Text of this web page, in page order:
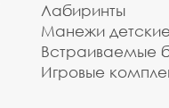
Лабиринты
Манежи
Встраиваемые
Игровые